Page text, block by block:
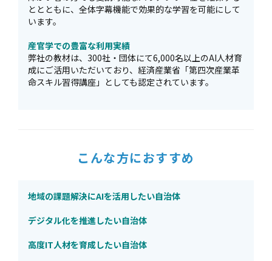
ととともに、全体字幕機能で効果的な学習を可能にして
います。
産官学での豊富な利用実績
弊社の教材は、300社・団体にて6,000名以上のAI人材育
成にご活用いただいており、経済産業省「第四次産業革
命スキル習得講座」としても認定されています。
こんな方におすすめ
地域の課題解決にAIを活用したい自治体
デジタル化を推進したい自治体
高度IT人材を育成したい自治体